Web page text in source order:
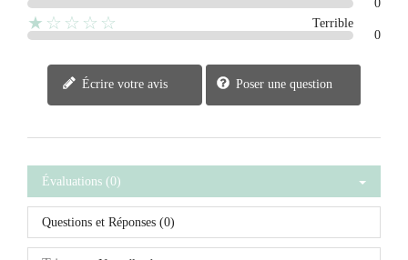
0
★☆☆☆☆
Terrible
0
Écrire votre avis Poser une question
Évaluations (0)
Questions et Réponses (0)